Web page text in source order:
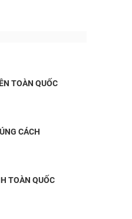
TOÀN QUỐC
CÁCH
TOÀN QUỐC